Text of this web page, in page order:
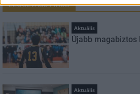
LEGOLVASOTTABB
Aktuális
Újabb
Aktuális